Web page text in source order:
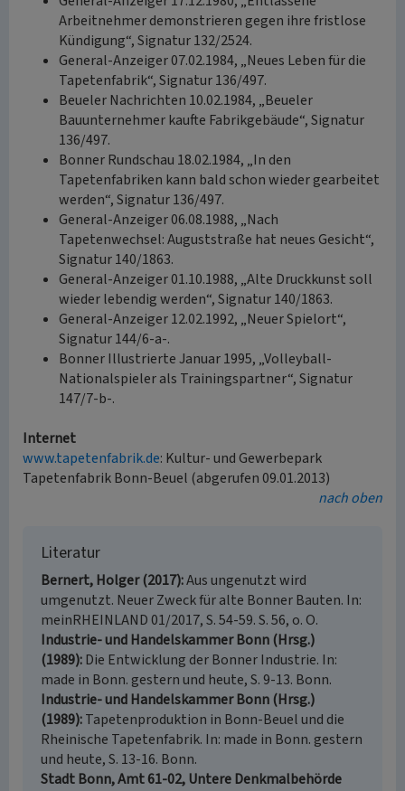
Arbeitnehmer demonstrieren gegen ihre fristlose
Kündigung“, Signatur 132/2524.
General-Anzeiger 07.02.1984, „Neues Leben für die
Tapetenfabrik“, Signatur 136/497.
Beueler Nachrichten 10.02.1984, „Beueler
Bauunternehmer kaufte Fabrikgebäude“, Signatur
136/497.
Bonner Rundschau 18.02.1984, „In den
Tapetenfabriken kann bald schon wieder gearbeitet
werden“, Signatur 136/497.
General-Anzeiger 06.08.1988, „Nach
Tapetenwechsel: Auguststraße hat neues Gesicht“,
Signatur 140/1863.
General-Anzeiger 01.10.1988, „Alte Druckkunst soll
wieder lebendig werden“, Signatur 140/1863.
General-Anzeiger 12.02.1992, „Neuer Spielort“,
Signatur 144/6-a-.
Bonner Illustrierte Januar 1995, „Volleyball-
Nationalspieler als Trainingspartner“, Signatur
147/7-b-.
Internet
www.tapetenfabrik.de: Kultur- und Gewerbepark
Tapetenfabrik Bonn-Beuel (abgerufen 09.01.2013)
nach oben
Literatur
Bernert, Holger (2017) Aus ungenutzt wird
umgenutzt. Neuer Zweck für alte Bonner Bauten. In:
meinRHEINLAND 01/2017, S. 54-59. S. 56, o. O.
Industrie- und Handelskammer Bonn (Hrsg.)
(1989) Die Entwicklung der Bonner Industrie. In:
made in Bonn. gestern und heute, S. 9-13. Bonn.
Industrie- und Handelskammer Bonn (Hrsg.)
(1989) Tapetenproduktion in Bonn-Beuel und die
Rheinische Tapetenfabrik. In: made in Bonn. gestern
und heute, S. 13-16. Bonn.
Stadt Bonn, Amt 61-02, Untere Denkmalbehörde